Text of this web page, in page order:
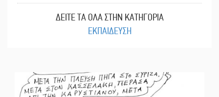
ΔΕΙΤΕ ΤΑ ΟΛΑ ΣΤΗΝ ΚΑΤΗΓΟΡΙΑ
ΕΚΠΑΙΔΕΥΣΗ